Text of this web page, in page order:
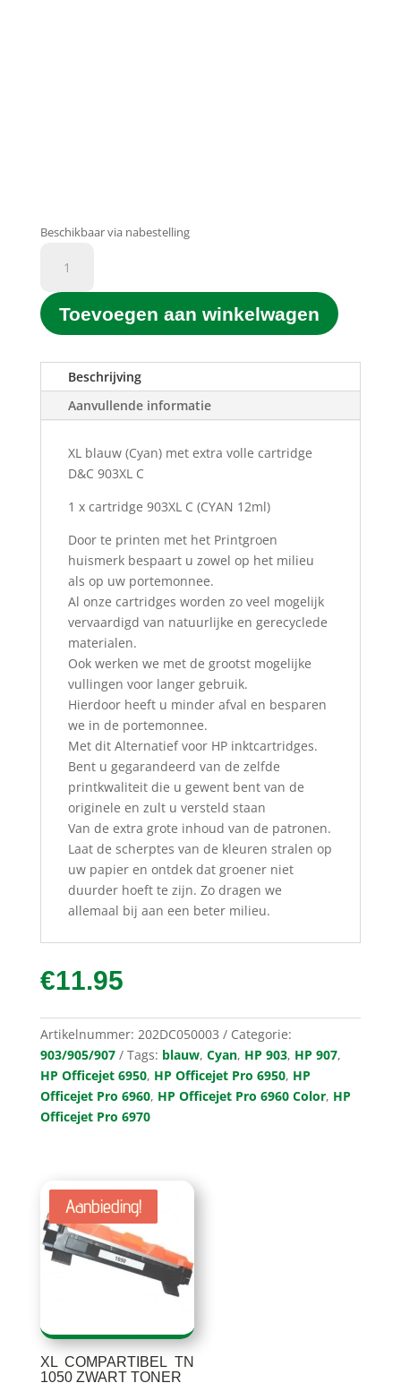
Beschikbaar via nabestelling
Printgroen®
huismerk
903XL
C
(Cyan)
(12ML)
aantal
Toevoegen aan winkelwagen
Beschrijving
Aanvullende informatie
XL blauw (Cyan) met extra volle cartridge
D&C 903XL C
1 x cartridge 903XL C (CYAN 12ml)
Door te printen met het Printgroen
huismerk bespaart u zowel op het milieu
als op uw portemonnee.
Al onze cartridges worden zo veel mogelijk
vervaardigd van natuurlijke en gerecyclede
materialen.
Ook werken we met de grootst mogelijke
vullingen voor langer gebruik.
Hierdoor heeft u minder afval en besparen
we in de portemonnee.
Met dit Alternatief voor HP inktcartridges.
Bent u gegarandeerd van de zelfde
printkwaliteit die u gewent bent van de
originele en zult u versteld staan
Van de extra grote inhoud van de patronen.
Laat de scherptes van de kleuren stralen op
uw papier en ontdek dat groener niet
duurder hoeft te zijn. Zo dragen we
allemaal bij aan een beter milieu.
€11.95
Artikelnummer: 202DC050003
Categorie:
903/905/907
Tags: blauw, Cyan, HP 903, HP 907,
HP Officejet 6950, HP Officejet Pro 6950, HP
Officejet Pro 6960, HP Officejet Pro 6960 Color, HP
Officejet Pro 6970
XL COMPARTIBEL TN
1050 ZWART TONER
Aanbieding!
Aanbieding!
Aanbieding!